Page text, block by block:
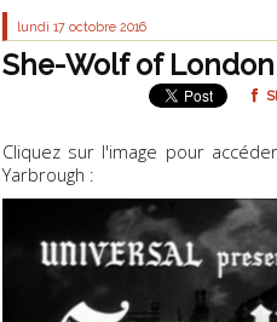
lundi 17 octobre 2016
She-Wolf of London
Cliquez sur l'image pour
Yarbrough :